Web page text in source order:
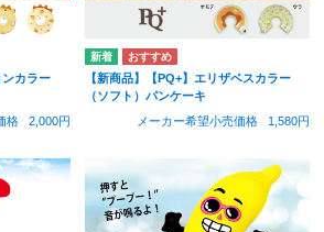
ンカラー
格
2,000円
【新商品】【PQ+】エリザベスカラー
（ソフト）パンケーキ
メーカー希望小売価格
1,580円